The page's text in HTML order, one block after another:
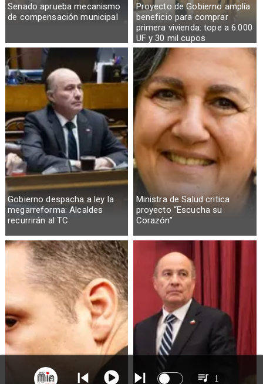
Senado aprueba mecanismo
de compensación municipal
Proyecto de Gobierno amplía
beneficio para comprar
primera vivienda: tope a 6.000
UF y 30 mil cupos
Gobierno despacha a ley la
megarreforma: Alcaldes
recurrirán al TC
Ministra de Salud critica
proyecto “Escucha su
Corazón”
1